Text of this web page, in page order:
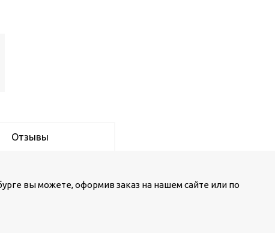
Отзывы
вы можете, оформив заказ на нашем сайте или по